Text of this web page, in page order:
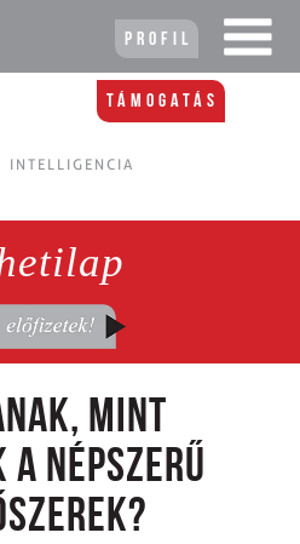
Profil
Támogatás
INTELLIGENCIA
mint
népszerű